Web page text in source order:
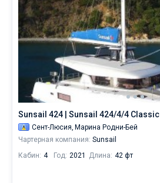
Sunsail 424 | Sunsail 424/4/4 Classic
Сент-Люсия, Марина Родни-Бей
Чартерная компания: Sunsail
Кабин: 4 Год: 2021 Длина: 42 фт